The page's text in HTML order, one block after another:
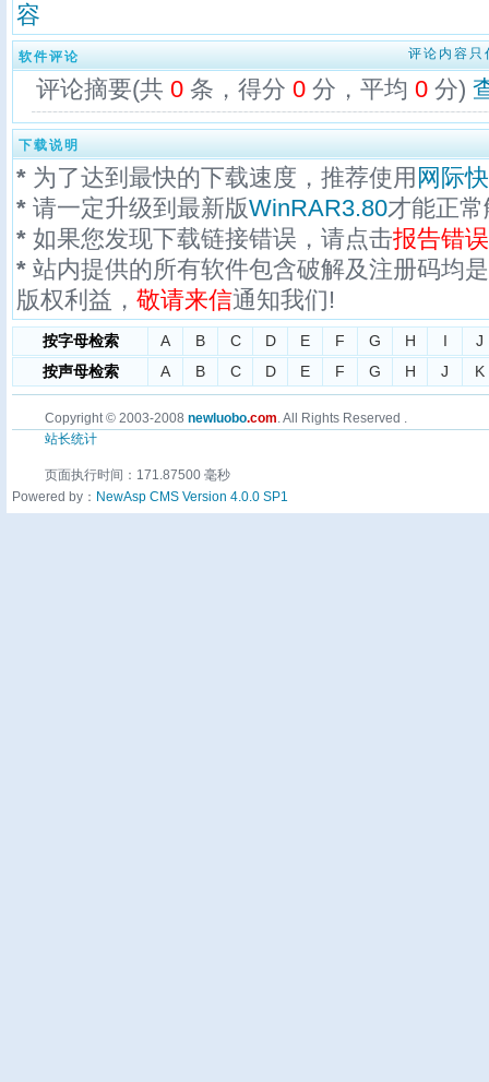
容
软件评论 评论内容只
评论摘要(共 0 条，得分 0 分，平均 0 分)
下载说明
* 为了达到最快的下载速度，推荐使用 网际
* 请一定升级到最新版WinRAR3.80才能正
* 如果您发现下载链接错误，请点击报告错误
* 站内提供的所有软件包含破解及注册码均
版权利益， 敬请来信通知我们!
按字母检索 A B C D E F G H I
J
按声母检索
A B C D E F G H J K
Copyright © 2003-2008 newluobo.com. All Rights Reserved .
站长统计
页面执行时间：171.87500 毫秒
Powered by： NewAsp CMS Version 4.0.0 SP1